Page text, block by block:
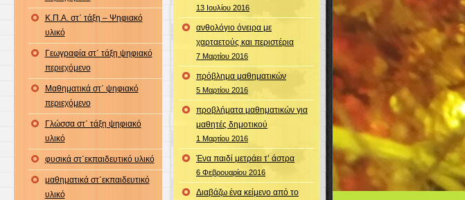
Κ.Π.Α. στ΄ τάξη – Ψηφιακό
υλικό
Γεωγραφία στ΄ τάξη ψηφιακό
περιεχόμενο
Μαθηματικά στ΄ ψηφιακό
περιεχόμενο
Γλώσσα στ΄ τάξη ψηφιακό
υλικό
φυσικά στ΄εκπαιδευτικό υλικό
μαθηματικά στ΄εκπαιδευτικό
υλικό
13 Ιουλίου 2016
ανθολόγιο όνειρα με
χαρταετούς και περιστέρια
7 Μαρτίου 2016
πρόβλημα μαθηματικών
5 Μαρτίου 2016
προβλήματα μαθηματικών για
μαθητές δημοτικού
1 Μαρτίου 2016
Ένα παιδί μετράει τ’ άστρα
6 Φεβρουαρίου 2016
Διαβάζω ένα κείμενο από το